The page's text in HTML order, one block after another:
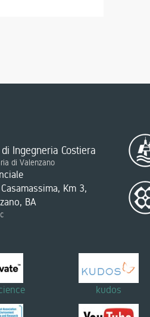
Ingegneria Costiera
di Valenzano
Km 3,
BA
kudos